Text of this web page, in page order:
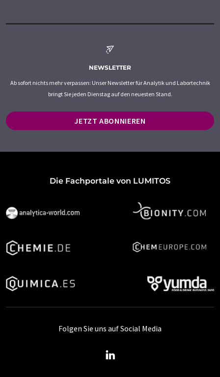
NEWSLETTER
Ab sofort nichts mehr verpassen: Unser Newsletter für Analytik und Labortechnik
bringt Sie jeden Dienstag auf den neuesten Stand.
JETZT ABONNIEREN
Die Fachportale von LUMITOS
Folgen Sie uns auf Social Media